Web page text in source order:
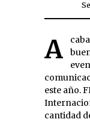
Acabamos de estrenar el 2019 y es un
este año.
cantidad